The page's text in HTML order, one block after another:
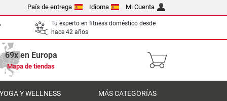
País de entrega Idioma Mi Cuenta
Tu experto en fitness doméstico desde
hace 42 años
69x en Europa
Mapa de tiendas
Y WELLNESS MÁS CATEGORÍAS